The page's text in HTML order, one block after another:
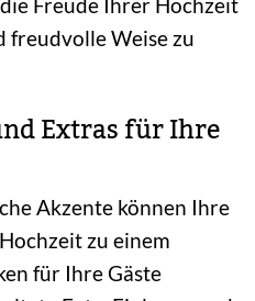
freudvolle Weise zu
Extras für Ihre
Akzente können Ihre
zu einem
für Ihre Gäste